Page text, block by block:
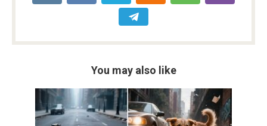
You may also like